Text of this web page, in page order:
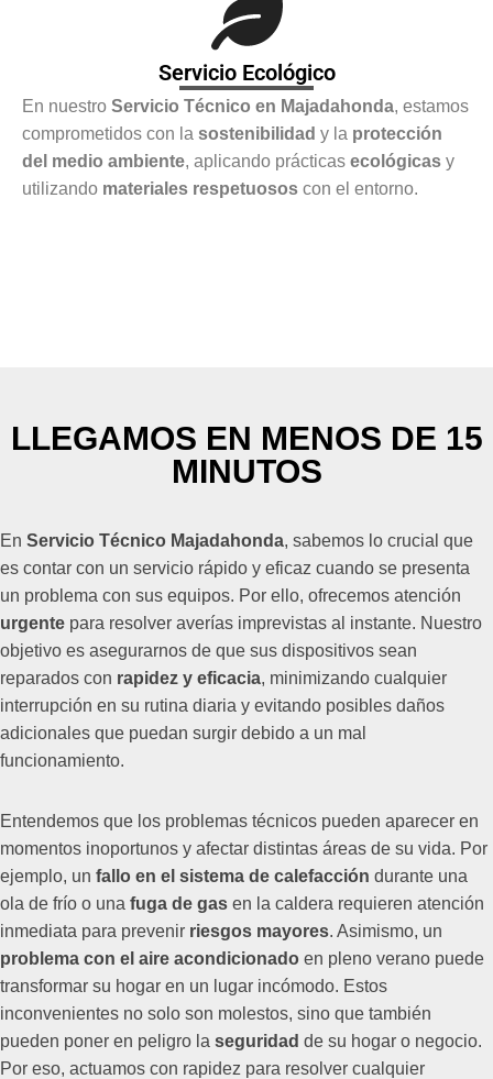
Servicio Ecológico
En nuestro Servicio Técnico en Majadahonda, estamos
comprometidos con la sostenibilidad y la protección
del medio ambiente, aplicando prácticas ecológicas y
utilizando materiales respetuosos con el entorno.
LLEGAMOS EN MENOS DE 15
MINUTOS
En Servicio Técnico Majadahonda, sabemos lo crucial que
es contar con un servicio rápido y eficaz cuando se presenta
un problema con sus equipos. Por ello, ofrecemos atención
urgente para resolver averías imprevistas al instante. Nuestro
objetivo es asegurarnos de que sus dispositivos sean
reparados con rapidez y eficacia, minimizando cualquier
interrupción en su rutina diaria y evitando posibles daños
adicionales que puedan surgir debido a un mal
funcionamiento.
Entendemos que los problemas técnicos pueden aparecer en
momentos inoportunos y afectar distintas áreas de su vida. Por
ejemplo, un fallo en el sistema de calefacción durante una
ola de frío o una fuga de gas en la caldera requieren atención
inmediata para prevenir riesgos mayores. Asimismo, un
problema con el aire acondicionado en pleno verano puede
transformar su hogar en un lugar incómodo. Estos
inconvenientes no solo son molestos, sino que también
pueden poner en peligro la seguridad de su hogar o negocio.
Por eso, actuamos con rapidez para resolver cualquier